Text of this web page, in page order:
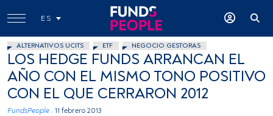
ES
ALTERNATIVOS UCITS ETF NEGOCIO GESTORAS
LOS HEDGE FUNDS ARRANCAN EL
AÑO CON EL MISMO TONO POSITIVO
CON EL QUE CERRARON 2012
FundsPeople . 11 febrero 2013